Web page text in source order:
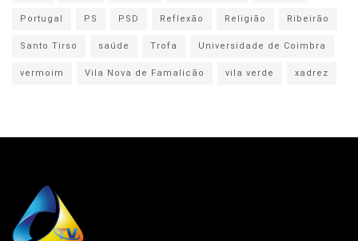
Portugal
PS PSD Reflexão Religião
Ribeirão
Santo Tirso
saúde Trofa
Universidade de Coimbra
vermoim
Vila Nova de Famalicão vila verde xadrez